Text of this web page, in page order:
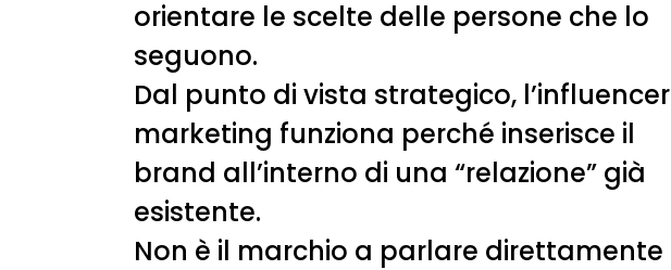
orientare le scelte delle persone che lo
seguono.
Dal punto di vista strategico, l’influencer
marketing funziona perché inserisce il
brand all’interno di una “relazione” già
esistente.
Non è il marchio a parlare direttamente